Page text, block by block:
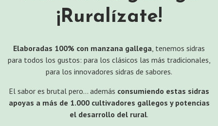
¡Ruralízate!
Elaboradas 100% con manzana gallega , tenemos sidras
para todos los gustos: para los clásicos las más tradicionales,
para los innovadores sidras de sabores.
El sabor es brutal pero… además consumiendo estas sidras
apoyas a más de 1.000 cultivadores gallegos y potencias
el desarrollo del rural.